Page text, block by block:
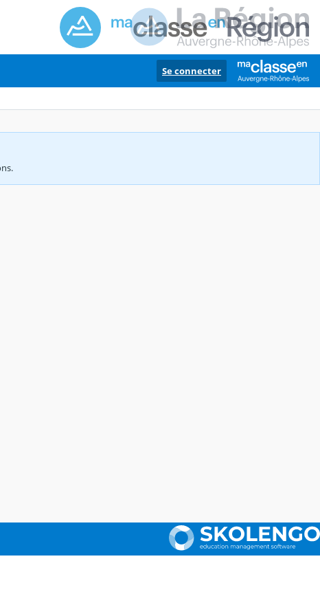
Se connecter